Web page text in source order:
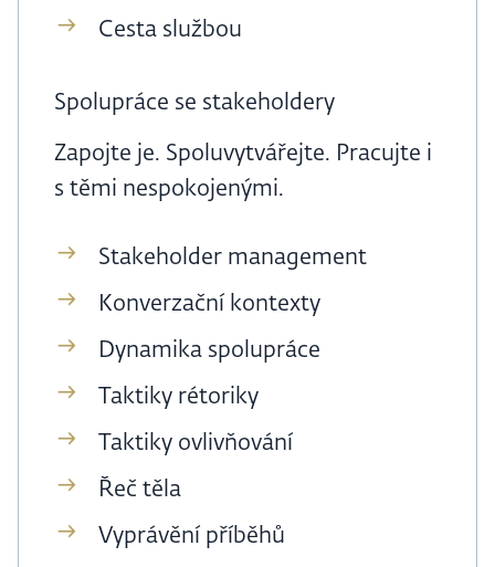
Cesta službou
Spolupráce se stakeholdery
Zapojte je. Spoluvytvářejte. Pracujte i
s těmi nespokojenými.
Stakeholder management
Konverzační kontexty
Dynamika spolupráce
Taktiky rétoriky
Taktiky ovlivňování
Řeč těla
Vyprávění příběhů